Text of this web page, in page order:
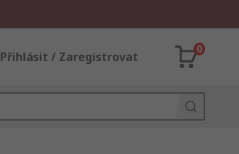
Přihlásit / Zaregistrovat
0